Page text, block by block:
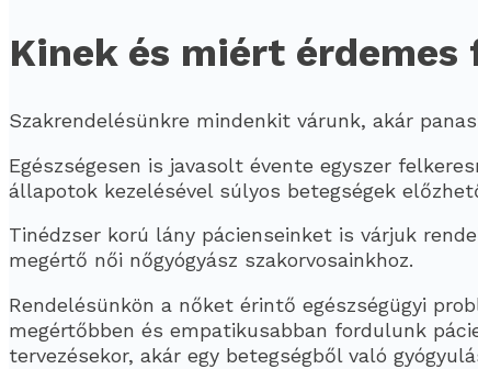
Kinek és miért
Szakrendelésünkre mindenkit várunk, akár
Egészségesen is javasolt évente egyszer
állapotok kezelésével súlyos betegségek
Tinédzser korú lány pácienseinket is várjuk
megértő női nőgyógyász szakorvosainkhoz.
Rendelésünkön a nőket érintő egészségügyi
megértőbben és empatikusabban fordulunk
tervezésekor, akár egy betegségből való